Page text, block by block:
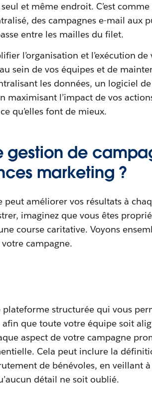
et même endroit. C’est comme
des campagnes e-mail aux
entre les mailles du filet.
l’organisation et l’exécution de
sein de vos équipes et de
les données, un logiciel
maximisant l’impact de vos
qu’elles font de mieux.
gestion de
marketing ?
améliorer vos résultats à
imaginez que vous êtes
course caritative. Voyons
campagne.
structurée qui vous
que toute votre équipe soit
aspect de votre campagne
Cela peut inclure la
de bénévoles, en veillant
détail ne soit oublié.